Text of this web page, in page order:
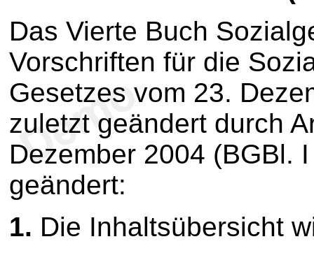
Das Vierte Buch
Vorschriften für die
Gesetzes vom 23.
zuletzt geändert durch
Dezember 2004 (BGBl.
geändert:
1. Die Inhaltsübersicht